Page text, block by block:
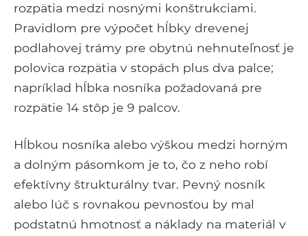
rozpätia medzi nosnými konštrukciami.
Pravidlom pre výpočet hĺbky drevenej
podlahovej trámy pre obytnú nehnuteľnosť je
polovica rozpätia v stopách plus dva palce;
napríklad hĺbka nosníka požadovaná pre
rozpätie 14 stôp je 9 palcov.
Hĺbkou nosníka alebo výškou medzi horným
a dolným pásomkom je to, čo z neho robí
efektívny štrukturálny tvar. Pevný nosník
alebo lúč s rovnakou pevnosťou by mal
podstatnú hmotnosť a náklady na materiál v